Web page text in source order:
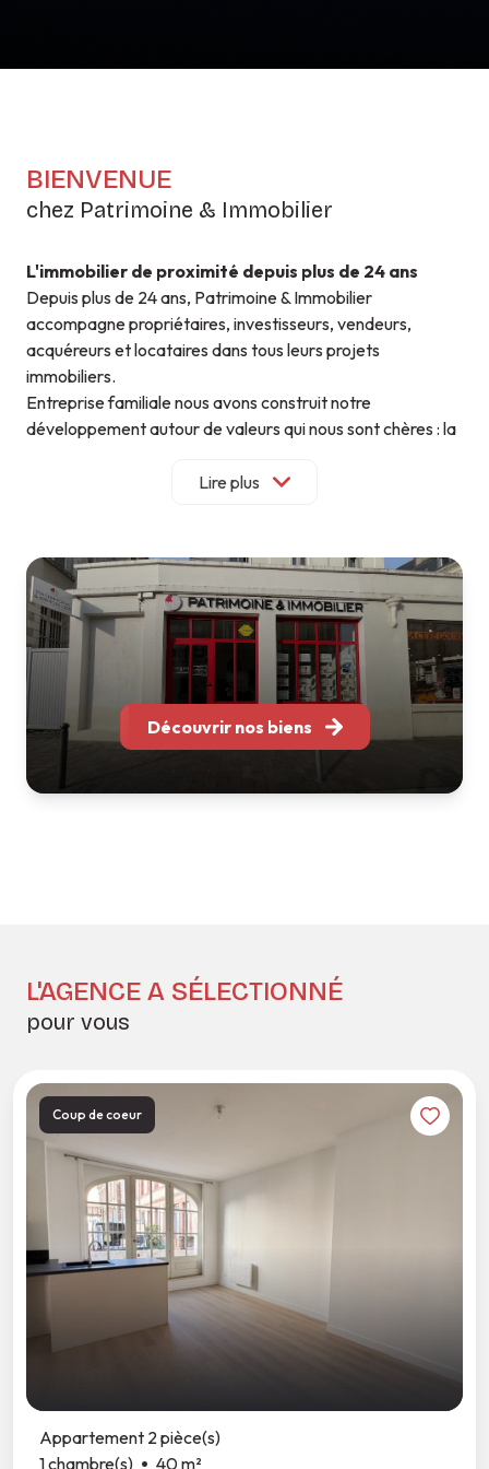
Découvrir nos biens
BIENVENUE
chez Patrimoine & Immobilier
L'immobilier de proximité depuis plus de 24 ans
Depuis plus de 24 ans, Patrimoine & Immobilier
accompagne propriétaires, investisseurs, vendeurs,
acquéreurs et locataires dans tous leurs projets
immobiliers.
Entreprise familiale nous avons construit notre
développement autour de valeurs qui nous sont chères : la
Parce que chaque projet est unique, nous privilégions un
Notre équipe réunit des professionnels spécialisés en
gestion locative, location, transaction et
accompagnement patrimonial. Grâce à leur expertise et à
leur parfaite connaissance des marchés locaux, nous
sommes en mesure de vous conseiller et de vous
accompagner à chaque étape de votre projet immobilier.
Implantés à Bordeaux, Nantes, Tours, Toulouse, Soustons
et La Rochelle, nous intervenons sur l'ensemble de l'Arc
structure à taille humaine, réactive et à l'écoute.
Lire plus
L'AGENCE A SÉLECTIONNÉ
pour vous
Coup de coeur
Appartement 2 pièce(s)
1 chambre(s)
40 m²